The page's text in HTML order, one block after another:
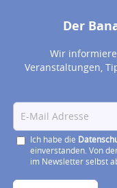
Der
Wir
Veranstaltungen,
Ich habe die
einverstanden. Von
im Newsletter selbst